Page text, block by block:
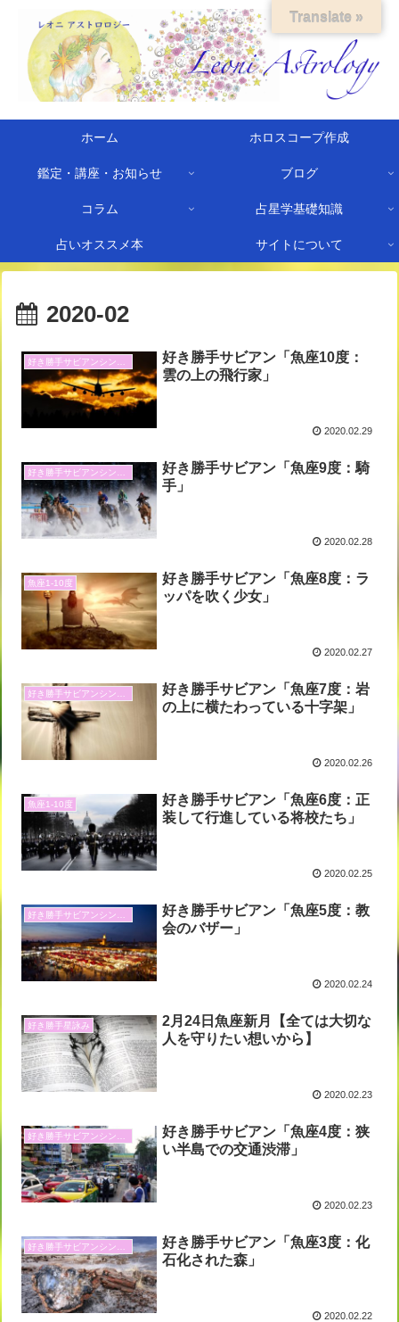
ホーム ホロスコープ作成
鑑定・講座・お知らせ ブログ
コラム 占星学基礎知識
占いオススメ本 サイトについて
2020-02
好き勝手サビアンシンボル
好き勝手サビアン「魚座10度：
雲の上の飛行家」
2020.02.29
好き勝手サビアンシンボル
好き勝手サビアン「魚座9度：騎
手」
2020.02.28
魚座1-10度
好き勝手サビアン「魚座8度：ラ
ッパを吹く少女」
2020.02.27
好き勝手サビアンシンボル
好き勝手サビアン「魚座7度：岩
の上に横たわっている十字架」
2020.02.26
魚座1-10度
好き勝手サビアン「魚座6度：正
装して行進している将校たち」
2020.02.25
好き勝手サビアンシンボル
好き勝手サビアン「魚座5度：教
会のバザー」
2020.02.24
好き勝手星詠み
2月24日魚座新月【全ては大切な
人を守りたい想いから】
2020.02.23
好き勝手サビアンシンボル
好き勝手サビアン「魚座4度：狭
い半島での交通渋滞」
2020.02.23
好き勝手サビアンシンボル
好き勝手サビアン「魚座3度：化
石化された森」
2020.02.22
Translate »